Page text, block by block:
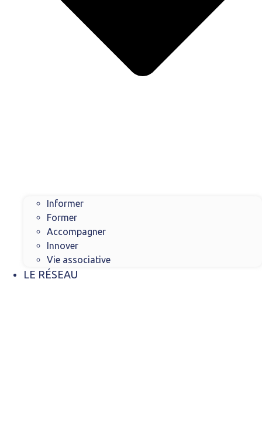
Informer
Former
Accompagner
Innover
Vie associative
LE RÉSEAU